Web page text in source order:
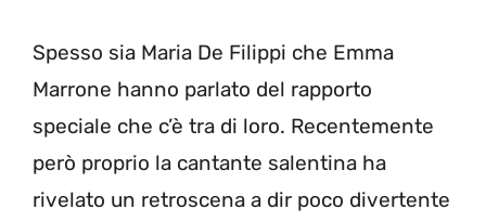
Spesso sia Maria De Filippi che Emma
Marrone hanno parlato del rapporto
speciale che c’è tra di loro. Recentemente
però proprio la cantante salentina ha
rivelato un retroscena a dir poco divertente